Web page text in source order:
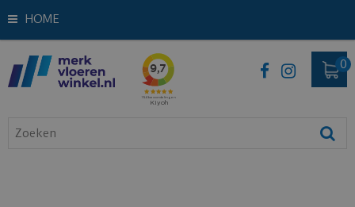
HOME